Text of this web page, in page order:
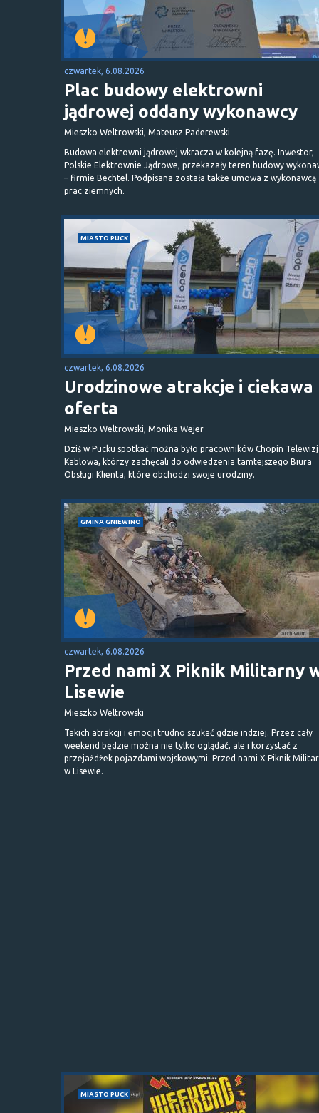
czwartek, 6.08.2026
Plac budowy elektrowni
jądrowej oddany wykonawcy
Mieszko Weltrowski, Mateusz Paderewski
Budowa elektrowni jądrowej wkracza w kolejną fazę. Inwestor,
Polskie Elektrownie Jądrowe, przekazały teren budowy
– firmie Bechtel. Podpisana została także umowa z wykonawcą
prac ziemnych.
MIASTO PUCK
czwartek, 6.08.2026
Urodzinowe atrakcje i ciekawa
oferta
Mieszko Weltrowski, Monika Wejer
Dziś w Pucku spotkać można było pracowników Chopin
Kablowa, którzy zachęcali do odwiedzenia tamtejszego Biura
Obsługi Klienta, które obchodzi swoje urodziny.
GMINA GNIEWINO
czwartek, 6.08.2026
Przed nami X Piknik Militarny
Lisewie
Mieszko Weltrowski
Takich atrakcji i emocji trudno szukać gdzie indziej. Przez cały
weekend będzie można nie tylko oglądać, ale i korzystać z
przejażdżek pojazdami wojskowymi. Przed nami X Piknik
w Lisewie.
MIASTO PUCK